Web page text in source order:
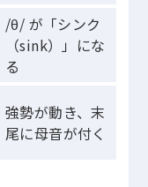
/θ/ が「シンク
（sink）」にな
る
強勢が動き、末
尾に母音が付く